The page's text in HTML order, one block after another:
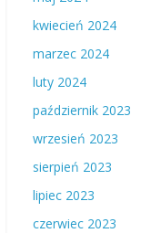
kwiecień 2024
marzec 2024
luty 2024
październik 2023
wrzesień 2023
sierpień 2023
lipiec 2023
czerwiec 2023